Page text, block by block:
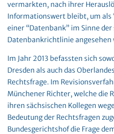
vermarkten, nach ihrer
Informationswert bleibt, um als
einer “Datenbank” im Sinne
Datenbankrichtlinie angesehen
Im Jahr 2013 befassten sich
Dresden als auch das
Rechtsfrage. Im
Münchener Richter, welche die
ihren sächsischen Kollegen
Bedeutung der Rechtsfragen
Bundesgerichtshof die Frage